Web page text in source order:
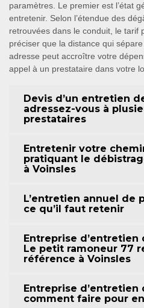
paramètres. Le premier est l’état
entretenir. Selon l’étendue des
retrouvées dans le conduit, le tarif
préciser que la distance qui
adresse peut accroître votre
appel à un prestataire dans votre
Devis d’un entretien
adressez-vous à
prestataires
Entretenir votre
pratiquant le
à Voinsles
L’entretien annuel de
ce qu’il faut retenir
Entreprise d’entretien
Le petit ramoneur 77
référence à Voinsles
Entreprise d’entretien
comment faire pour